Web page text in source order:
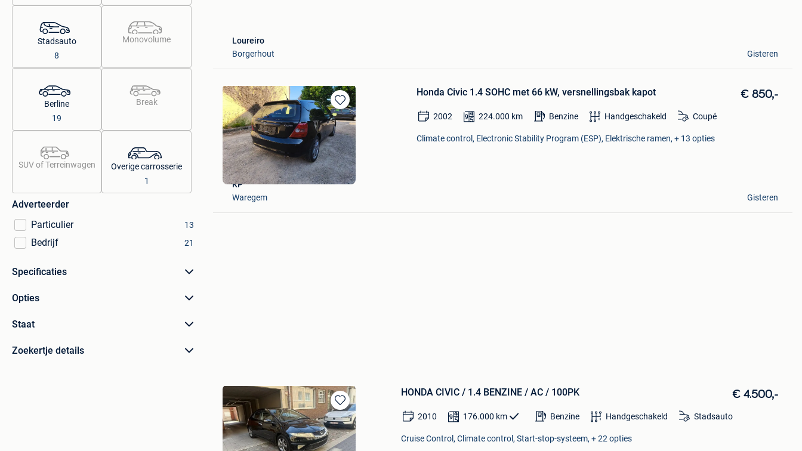
Stadsauto
8
Monovolume
Berline
19
Break
SUV of Terreinwagen
Overige carrosserie
1
Adverteerder
Particulier
13
Bedrijf 21
Specificaties
Opties
Staat
Zoekertje details
Loureiro
Borgerhout
Gisteren
Bewaren
in
Mijn
Favorieten
Honda Civic 1.4 SOHC met 66 kW, versnellingsbak kapot € 850,-
2002 224.000 km Benzine Handgeschakeld Coupé
Climate control, Electronic Stability Program (ESP), Elektrische ramen, + 13 opties
KP
Waregem
Gisteren
Bewaren
in
Mijn
Favorieten
HONDA CIVIC / 1.4 BENZINE / AC / 100PK € 4.500,-
2010 176.000 km Benzine Handgeschakeld Stadsauto
Cruise Control, Climate control, Start-stop-systeem, + 22 opties